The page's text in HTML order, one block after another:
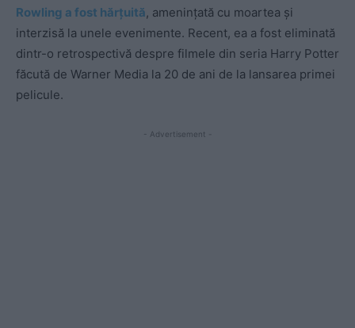
Rowling a fost hărțuită, amenințată cu moartea și
interzisă la unele evenimente. Recent, ea a fost eliminată
dintr-o retrospectivă despre filmele din seria Harry Potter
făcută de Warner Media la 20 de ani de la lansarea primei
pelicule.
- Advertisement -